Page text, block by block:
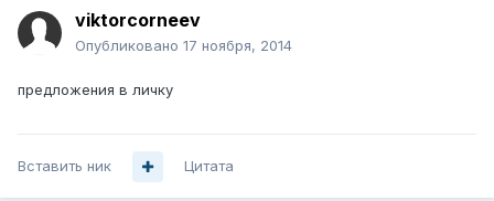
viktorcorneev
Опубликовано 17 ноября, 2014
предложения в личку
Вставить ник Цитата